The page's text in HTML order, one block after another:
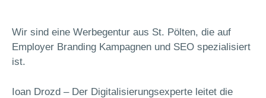
Wir sind eine Werbegentur aus St. Pölten, die auf
Employer Branding Kampagnen und SEO spezialisiert
ist.
Ioan Drozd – Der Digitalisierungsexperte leitet die